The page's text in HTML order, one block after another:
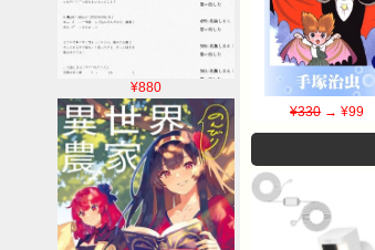
¥880
¥330 → ¥99